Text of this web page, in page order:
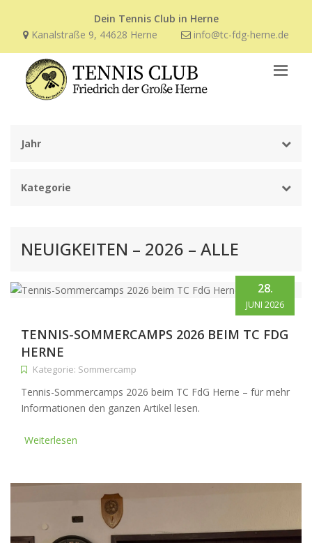
Dein Tennis Club in Herne
Kanalstraße 9, 44628 Herne
info@tc-fdg-herne.de
Jahr
Kategorie
NEUIGKEITEN – 2026 – ALLE
28.
JUNI 2026
TENNIS-SOMMERCAMPS 2026 BEIM TC FDG
HERNE
Kategorie: Sommercamp
Tennis-Sommercamps 2026 beim TC FdG Herne – für mehr
Informationen den ganzen Artikel lesen.
Weiterlesen